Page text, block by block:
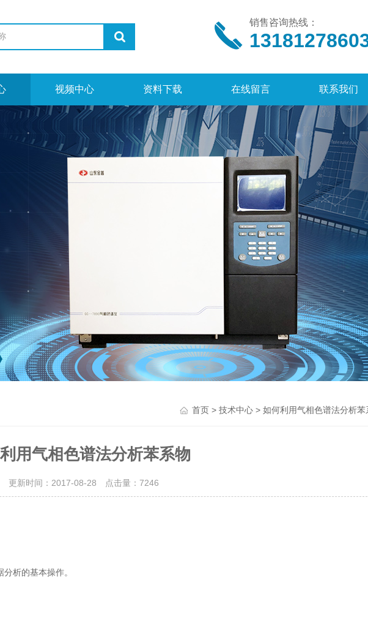
销售咨询热线：
视频中心 资料下载 在线留言 联系我们
首页 > 技术中心 > 如何利用气相色谱法分析苯
用气相色谱法分析苯系物
更新时间：2017-08-28 点击量：7246
分析的基本操作。